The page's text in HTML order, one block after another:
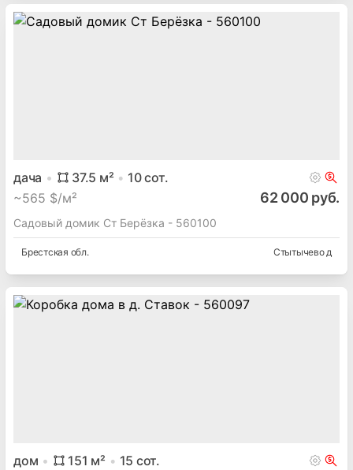
дача 37.5 м² 10сот.
~565 $/м² 62 000 руб.
Садовый домик Ст Берёзка - 560100
Брестская обл. Стытычево д
дом 151 м² 15 сот.